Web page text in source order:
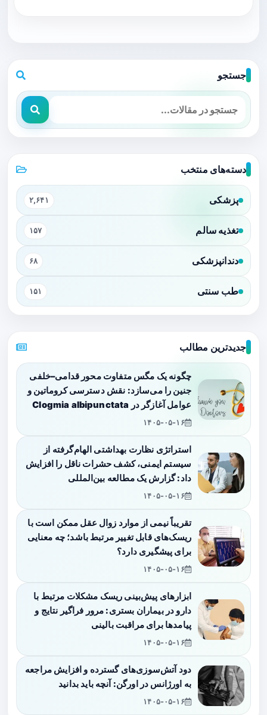
جستجو
دسته‌های منتخب
پزشکی ۲,۶۴۱
تغذیه سالم ۱۵۷
دندانپزشکی ۶۸
طب سنتی ۱۵۱
جدیدترین مطالب
چگونه یک مگس متفاوت محور قدامی–خلفی
جنین را می‌سازد: نقش دسترسی کروماتین و
عوامل آغازگر در Clogmia albipunctata
۱۴۰۵-۰۵-۱۶
استراتژی نظارت بهداشتی الهام‌گرفته از
سیستم ایمنی، کشف حشرات ناقل را افزایش
داد: گزارش یک مطالعه بین‌المللی
۱۴۰۵-۰۵-۱۶
تقریباً نیمی از موارد زوال عقل ممکن است با
ریسک‌های قابل تغییر مرتبط باشد؛ چه معنایی
برای پیشگیری دارد؟
۱۴۰۵-۰۵-۱۶
ابزارهای پیش‌بینی ریسک مشکلات مرتبط با
دارو در بیماران بستری: مرور فراگیر نتایج و
پیامدها برای مراقبت بالینی
۱۴۰۵-۰۵-۱۶
دود آتش‌سوزی‌های گسترده و افزایش مراجعه
به اورژانس در اورگن: آنچه باید بدانید
۱۴۰۵-۰۵-۱۶